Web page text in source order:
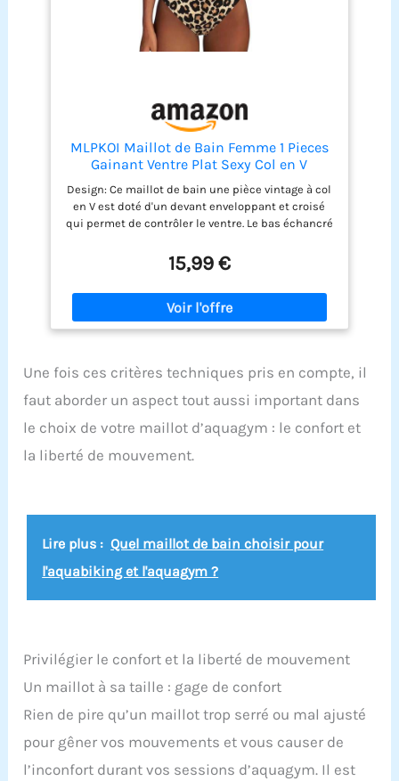
lunettes de soleil pour un look d'été, également
un cadeau parfait pour la famille,amis et amants.
Taille : Chaque couleur a jusqu'à 4 gammes de
MLPKOI Maillot de Bain Femme 1 Pieces
Gainant Ventre Plat Sexy Col en V
Maillot, Femme Maillots de Bain Une
Pièce Wrap Dos Nu Croisé (FR/ES,
Alpha/Lettres, Moyen, Taille Normale,
Taille Normale)
Design: Ce maillot de bain une pièce vintage à col
en V est doté d'un devant enveloppant et croisé
qui permet de contrôler le ventre. Le bas échancré
des tailles pour les tailles spécifiques pour un
ajustement parfait. Veuillez vérifier le tableau des
tailles et sélectionner la taille qui vous convient
avant de commander. Maillot de Bain: Le design
ridé de lisser facilement le ventre et d'affiner
Il met en valeur le charme svelte des femmes.
Maillot de Bain Femme: Maillot de bain une pièce,
maillot de bain décolleté en V, maillot de bain dos
nu, taille haute et contrôle du ventre, maillot une
ventre plat offre une coupe flatteuse qui met en
léger maintien. Occasion: Parfait pour les
lunes de miel ou les croisières. Meilleur cadeau
15,99 €
Une fois ces critères techniques pris en compte, il
faut aborder un aspect tout aussi important dans
le choix de votre maillot d’aquagym : le confort et
la liberté de mouvement.
Lire plus : Quel maillot de bain choisir pour
l'aquabiking et l'aquagym ?
Privilégier le confort et la liberté de mouvement
Un maillot à sa taille : gage de confort
Rien de pire qu’un maillot trop serré ou mal ajusté
pour gêner vos mouvements et vous causer de
l’inconfort durant vos sessions d’aquagym. Il est